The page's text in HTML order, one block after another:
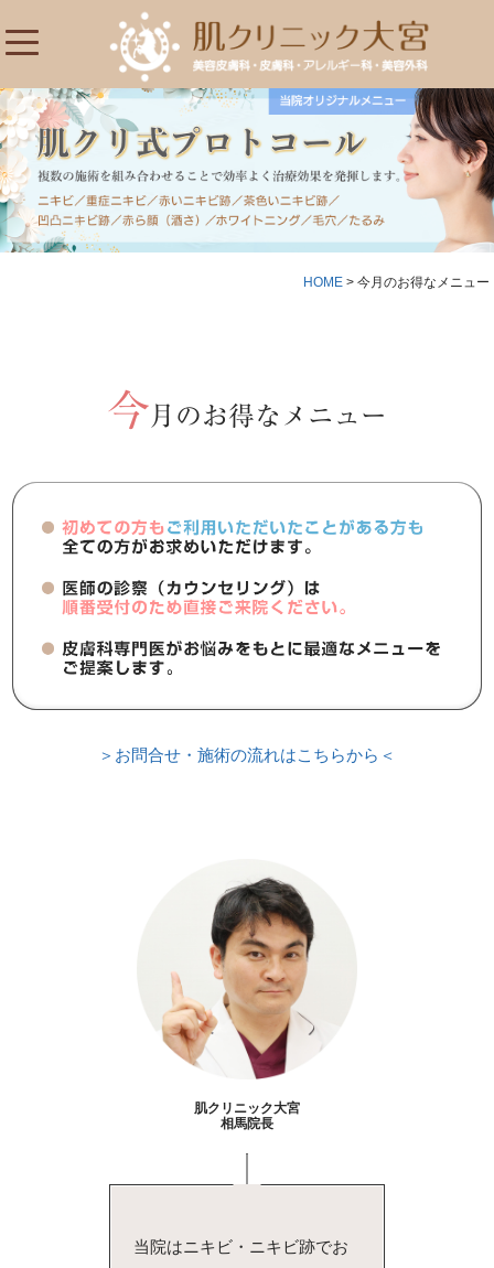
HOME> 今月のお得なメニュー
今 月のお得なメニュー
＞お問合せ・施術の流れはこちらから＜
肌クリニック大宮
相馬院長
当院はニキビ・ニキビ跡でお